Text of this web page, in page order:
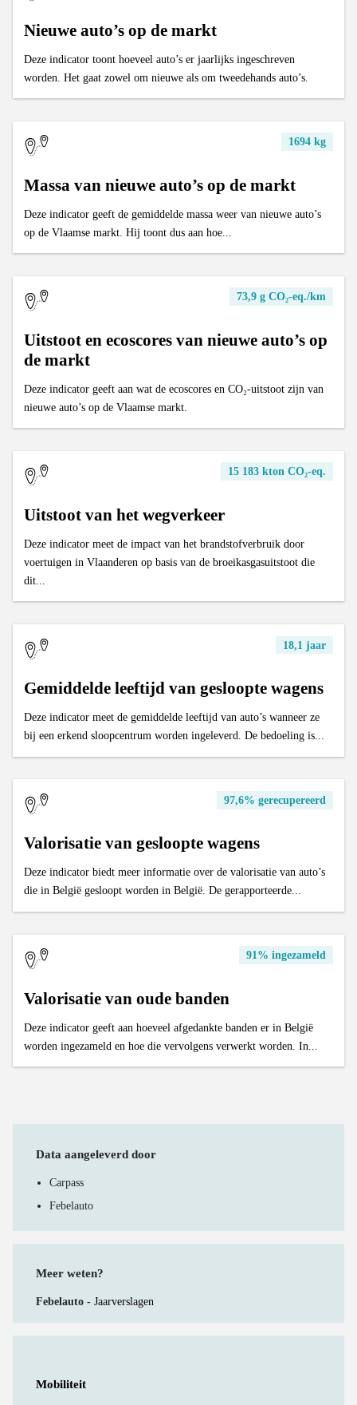
Nieuwe auto’s op de markt
Deze indicator toont hoeveel auto’s er jaarlijks ingeschreven
worden. Het gaat zowel om nieuwe als om tweedehands auto’s.
1694 kg
Massa van nieuwe auto’s op de markt
Deze indicator geeft de gemiddelde massa weer van nieuwe auto’s
op de Vlaamse markt. Hij toont dus aan hoe...
73,9 g CO₂-eq./km
Uitstoot en ecoscores van nieuwe auto’s op
de markt
Deze indicator geeft aan wat de ecoscores en CO₂-uitstoot zijn van
nieuwe auto’s op de Vlaamse markt.
15 183 kton CO₂-eq.
Uitstoot van het wegverkeer
Deze indicator meet de impact van het brandstofverbruik door
voertuigen in Vlaanderen op basis van de broeikasgasuitstoot die
dit...
18,1 jaar
Gemiddelde leeftijd van gesloopte wagens
Deze indicator meet de gemiddelde leeftijd van auto’s wanneer ze
bij een erkend sloopcentrum worden ingeleverd. De bedoeling is...
97,6% gerecupereerd
Valorisatie van gesloopte wagens
Deze indicator biedt meer informatie over de valorisatie van auto’s
die in België gesloopt worden in België. De gerapporteerde...
91% ingezameld
Valorisatie van oude banden
Deze indicator geeft aan hoeveel afgedankte banden er in België
worden ingezameld en hoe die vervolgens verwerkt worden. In...
Data aangeleverd door
Carpass
Febelauto
Meer weten?
Febelauto - Jaarverslagen
Mobiliteit